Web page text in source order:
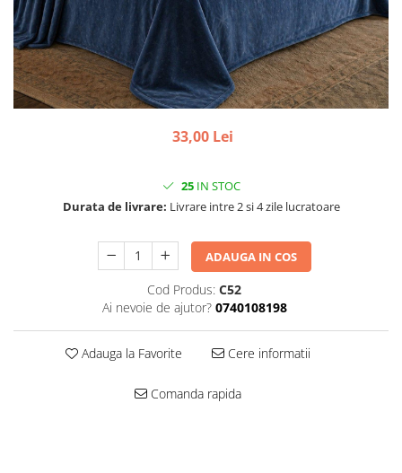
33,00 Lei
25IN STOC
Durata de livrare: Livrare intre 2 si 4 zile lucratoare
ADAUGA IN COS
Cod Produs: C52
Ai nevoie de ajutor? 0740108198
Adauga la Favorite Cere informatii
Comanda rapida